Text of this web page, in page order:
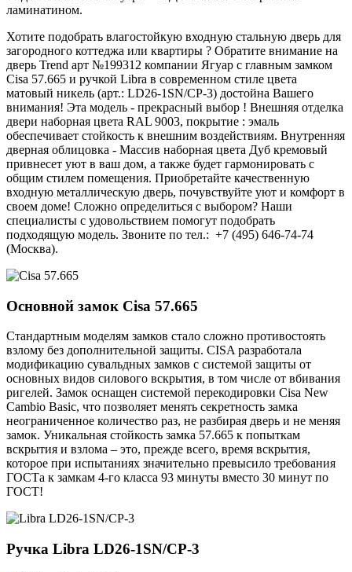
ламинатином.
Хотите подобрать влагостойкую входную стальную дверь для
загородного коттеджа или квартиры ? Обратите внимание на
дверь Trend арт №199312 компании Ягуар с главным замком
Cisa 57.665 и ручкой Libra в современном стиле цвета
матовый никель (арт.: LD26-1SN/CP-3) достойна Вашего
внимания! Эта модель - прекрасный выбор ! Внешняя отделка
двери наборная цвета RAL 9003, покрытие : эмаль
обеспечивает стойкость к внешним воздействиям. Внутренняя
дверная облицовка - Массив наборная цвета Дуб кремовый
привнесет уют в ваш дом, а также будет гармонировать с
общим стилем помещения. Приобретайте качественную
входную металлическую дверь, почувствуйте уют и комфорт в
своем доме! Сложно определиться с выбором? Наши
специалисты с удовольствием помогут подобрать
подходящую модель. Звоните по тел.: +7 (495) 646-74-74
(Москва).
Основной замок Cisa 57.665
Стандартным моделям замков стало сложно противостоять
взлому без дополнительной защиты. CISA разработала
модификацию сувальдных замков с системой защиты от
основных видов силового вскрытия, в том числе от вбивания
ригелей. Замок оснащен системой перекодировки Cisa New
Cambio Basic, что позволяет менять секретность замка
неограниченное количество раз, не разбирая дверь и не меняя
замок. Уникальная стойкость замка 57.665 к попыткам
вскрытия и взлома – это, прежде всего, время вскрытия,
которое при испытаниях значительно превысило требования
ГОСТа к замкам 4-го класса 93 минуты вместо 30 минут по
ГОСТ!
Ручка Libra LD26-1SN/CP-3